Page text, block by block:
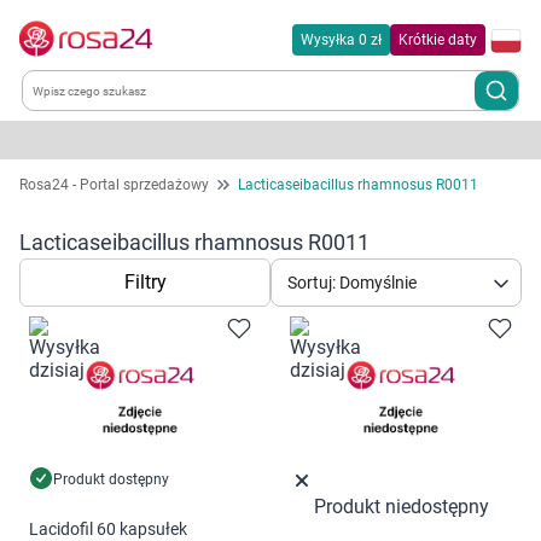
Wysyłka 0 zł Krótkie daty
Kategorie
Chemia gospodarcza
Dla zwierząt
Dom i ogród
Kobieta w ciąży i mama
Rosa24 - Portal sprzedażowy Lacticaseibacillus rhamnosus R0011
Lacticaseibacillus rhamnosus R0011
Filtry Sortuj: Domyślnie
Produkt dostępny
Lacidofil 60 kapsułek
Produkt niedostępny